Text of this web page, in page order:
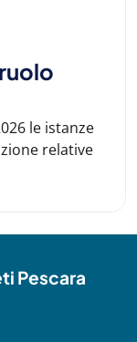
le istanze
relative
Pescara